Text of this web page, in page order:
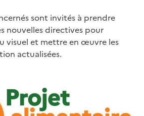
sont invités à prendre
nouvelles directives pour
visuel et mettre en œuvre les
actualisées.